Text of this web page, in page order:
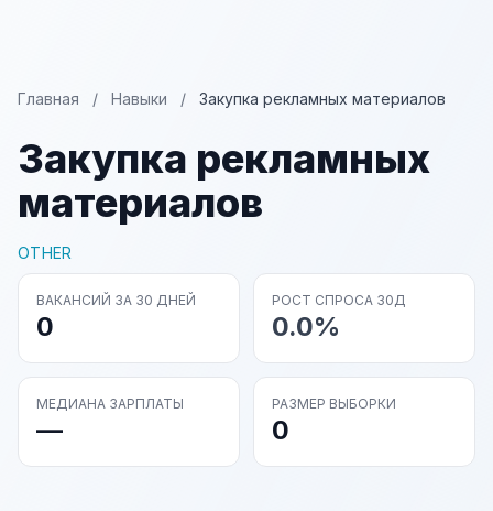
Главная / Навыки / Закупка рекламных материалов
Закупка рекламных
материалов
OTHER
ВАКАНСИЙ ЗА 30 ДНЕЙ
0
РОСТ СПРОСА 30Д
0.0%
МЕДИАНА ЗАРПЛАТЫ
—
РАЗМЕР ВЫБОРКИ
0